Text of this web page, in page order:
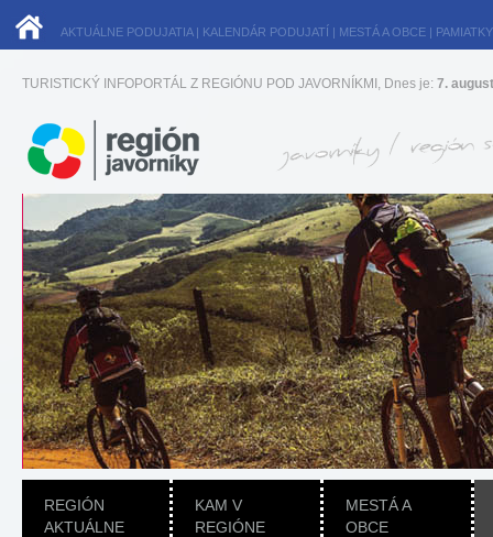
AKTUÁLNE PODUJATIA| KALENDÁR PODUJATÍ | MESTÁ A OBCE | PAMIATKY
TURISTICKÝ INFOPORTÁL Z REGIÓNU POD JAVORNÍKMI, Dnes je: 7.
REGIÓN
AKTUÁLNE
KAM V
REGIÓNE
MESTÁ A
OBCE